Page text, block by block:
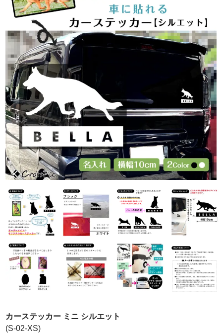
商品一覧
選んでつくるシリーズ
選んでつくるカーステッカー
選んでつくる防水シール
犬グッズ
猫グッズ
写真でつくるシリーズ
写真でつくるカーステッカー
写真でつくる防水シール
写真でつくるフォトパネル
お問い合わせ
カーステッカー ミニ シルエット
(S-02-XS)